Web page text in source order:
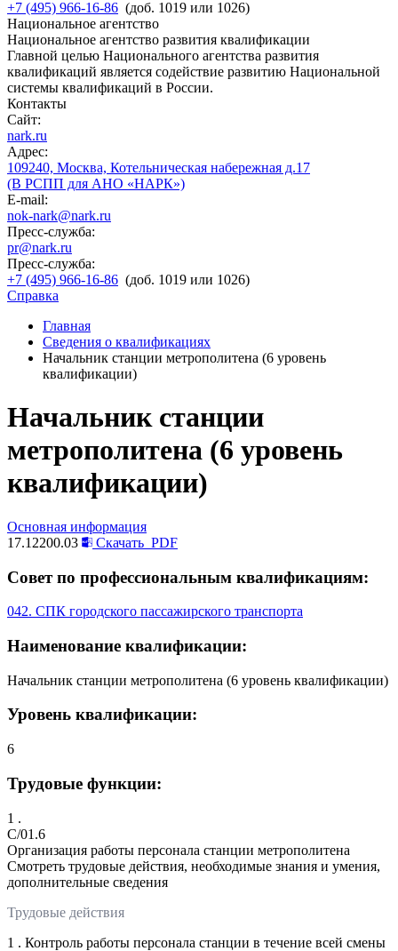
+7 (495) 966-16-86 (доб. 1019 или 1026)
Национальное агентство
Национальное агентство развития квалификации
Главной целью Национального агентства развития
квалификаций является содействие развитию Национальной
системы квалификаций в России.
Контакты
Сайт:
nark.ru
Адрес:
109240, Москва, Котельническая набережная д.17
(В РСПП для АНО «НАРК»)
E-mail:
nok-nark@nark.ru
Пресс-служба:
pr@nark.ru
Пресс-служба:
+7 (495) 966-16-86 (доб. 1019 или 1026)
Справка
Главная
Сведения о квалификациях
Начальник станции метрополитена (6 уровень
квалификации)
Начальник станции
метрополитена (6 уровень
квалификации)
Основная информация
17.12200.03
Скачать PDF
Совет по профессиональным квалификациям:
042. СПК городского пассажирского транспорта
Наименование квалификации:
Начальник станции метрополитена (6 уровень квалификации)
Уровень квалификации:
6
Трудовые функции:
1 .
C/01.6
Организация работы персонала станции метрополитена
Смотреть трудовые действия, необходимые знания и умения,
дополнительные сведения
Трудовые действия
1 . Контроль работы персонала станции в течение всей смены